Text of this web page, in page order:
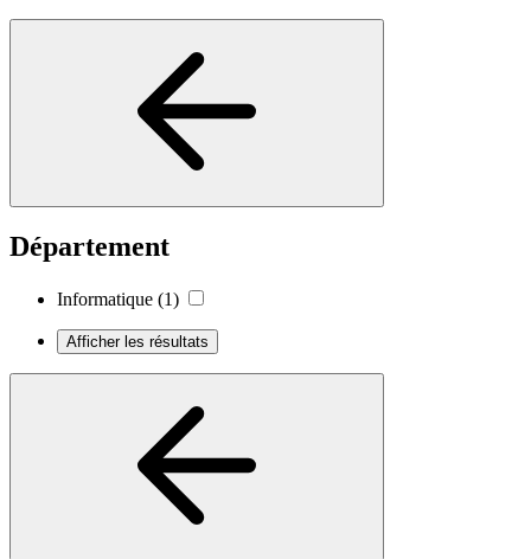
Département
Informatique (1)
Afficher les résultats